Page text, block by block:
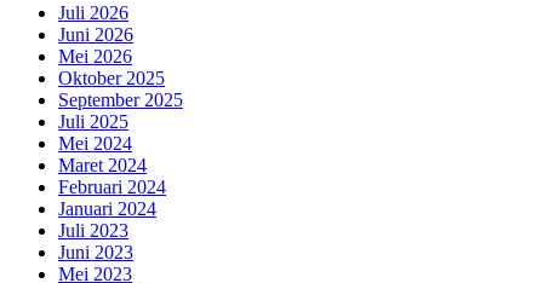
Juli 2026
Juni 2026
Mei 2026
Oktober 2025
September 2025
Juli 2025
Mei 2024
Maret 2024
Februari 2024
Januari 2024
Juli 2023
Juni 2023
Mei 2023